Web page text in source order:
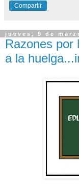
Compartir
jueves, 9 de
Razones por
a la